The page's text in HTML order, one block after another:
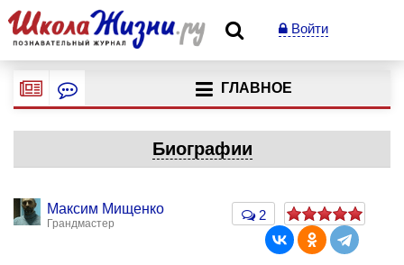
Войти
ГЛАВНОЕ
Биографии
Максим Мищенко
Грандмастер
2